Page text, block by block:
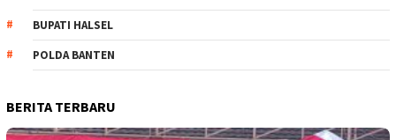
BUPATI HALSEL
POLDA BANTEN
BERITA TERBARU